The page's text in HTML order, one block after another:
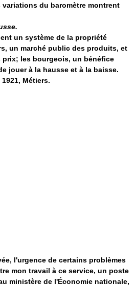
variations du baromètre montrent
un système de la propriété
un marché public des produits, et
prix; les bourgeois, un bénéfice
jouer à la hausse et à la baisse.
Métiers.
l'urgence de certains problèmes
mon travail à ce service, un poste
ministère de l'Économie nationale,